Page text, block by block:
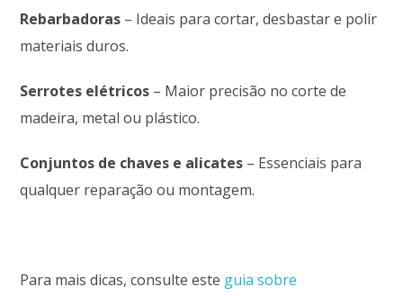
Rebarbadoras – Ideais para cortar, desbastar e polir
materiais duros.
Serrotes elétricos – Maior precisão no corte de
madeira, metal ou plástico.
Conjuntos de chaves e alicates – Essenciais para
qualquer reparação ou montagem.
Para mais dicas, consulte este guia sobre